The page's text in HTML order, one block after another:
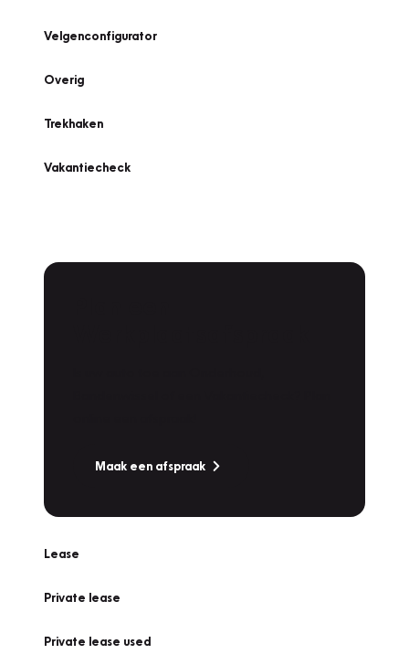
Velgenconfigurator
Overig
Trekhaken
Vakantiecheck
Maak een afspraak
Lease
Private lease
Private lease used